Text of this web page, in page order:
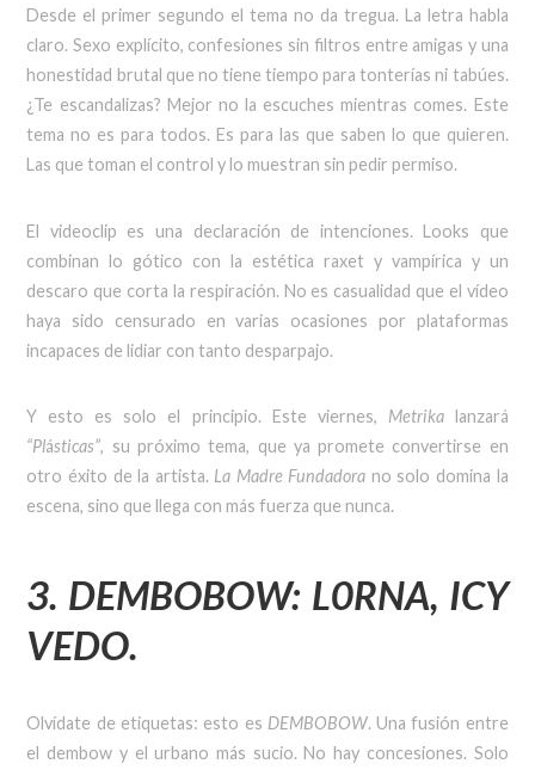
Desde el primer segundo el tema no da tregua. La letra habla
claro. Sexo explícito, confesiones sin filtros entre amigas y una
honestidad brutal que no tiene tiempo para tonterías ni tabúes.
¿Te escandalizas? Mejor no la escuches mientras comes. Este
tema no es para todos. Es para las que saben lo que quieren.
Las que toman el control y lo muestran sin pedir permiso.
El videoclip es una declaración de intenciones. Looks que
combinan lo gótico con la estética raxet y vampírica y un
descaro que corta la respiración. No es casualidad que el vídeo
haya sido censurado en varias ocasiones por plataformas
incapaces de lidiar con tanto desparpajo.
Y esto es solo el principio. Este viernes, Metrika
lanzará
“Plásticas”, su próximo tema, que ya promete convertirse en
otro éxito de la artista. La Madre Fundadora no solo domina la
escena, sino que llega con más fuerza que nunca.
3. DEMBOBOW: L0RNA, ICY
VEDO.
Olvídate de etiquetas: esto es DEMBOBOW. Una fusión entre
el dembow y el urbano más sucio. No hay concesiones. Solo